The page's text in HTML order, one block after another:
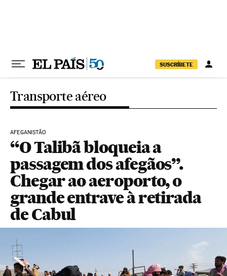
SUSCRÍBETE
Transporte aéreo
AFEGANISTÃO
“O Talibã bloqueia a
passagem dos afegãos”.
Chegar ao aeroporto, o
grande entrave à retirada
de Cabul